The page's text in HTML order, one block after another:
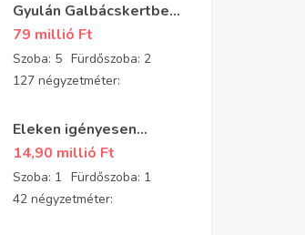
Gyulán Galbácskertben
2008-ban épült kiváló
állapotú padlásszobás
ház eladó 5 szobával és
2 fürdővel
79 millió Ft
Szoba: 5 Fürdőszoba: 2
127 négyzetméter:
Eleken igényesen
felújított, parkosított
kis téglaház eladó
14,90 millió Ft
Szoba: 1 Fürdőszoba: 1
42 négyzetméter: